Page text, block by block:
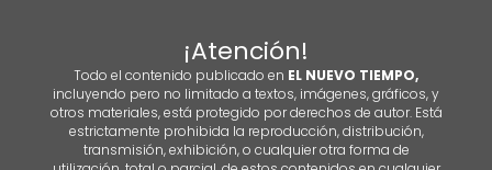
¡Atención!
Todo el contenido publicado en EL NUEVO TIEMPO,
incluyendo pero no limitado a textos, imágenes, gráficos, y
otros materiales, está protegido por derechos de autor. Está
estrictamente prohibida la reproducción, distribución,
transmisión, exhibición, o cualquier otra forma de